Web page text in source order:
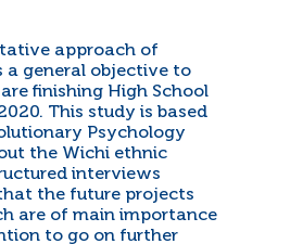
approach of
a general objective to
finishing High School
This study is based
Psychology
the Wichi ethnic
interviews
the future projects
are of main importance
to go on further